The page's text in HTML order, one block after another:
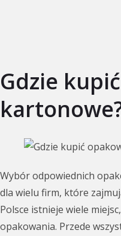
Gdzie
Wybór odpowiednich
dla wielu firm, które
Polsce istnieje wiele
opakowania. Przede